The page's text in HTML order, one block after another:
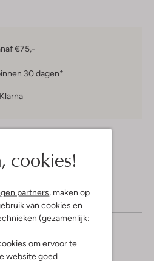
cookies!
partners , maken op
van cookies en
(gezamenlijk:
om ervoor te
website goed
€75,-
30 dagen*